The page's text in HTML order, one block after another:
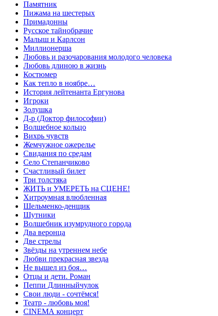
Памятник
Пижама на шестерых
Примадонны
Русское тайнобрачие
Малыш и Карлсон
Миллионерша
Любовь и разочарования молодого человека
Любовь длиною в жизнь
Костюмер
Как тепло в ноябре…
История лейтенанта Ергунова
Игроки
Золушка
Д-р (Доктор философии)
Волшебное кольцо
Вихрь чувств
Жемчужное ожерелье
Свидания по средам
Село Степанчиково
Счастливый билет
Три толстяка
ЖИТЬ и УМЕРЕТЬ на СЦЕНЕ!
Хитроумная влюбленная
Шельменко-денщик
Шутники
Волшебник изумрудного города
Два веронца
Две стрелы
Звёзды на утреннем небе
Любви прекрасная звезда
Не вышел из боя…
Отцы и дети. Роман
Пеппи Длинныйчулок
Свои люди - сочтёмся!
Театр - любовь моя!
СINЕМА концерт